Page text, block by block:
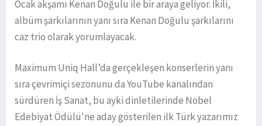
Ocak akşamı Kenan Doğulu ile bir araya geliyor. İkili,
albüm şarkılarının yanı sıra Kenan Doğulu şarkılarını
caz trio olarak yorumlayacak.
Maximum Uniq Hall’da gerçekleşen konserlerin yanı
sıra çevrimiçi sezonunu da YouTube kanalından
sürdüren İş Sanat, bu ayki dinletilerinde Nobel
Edebiyat Ödülü'ne aday gösterilen ilk Türk yazarımız